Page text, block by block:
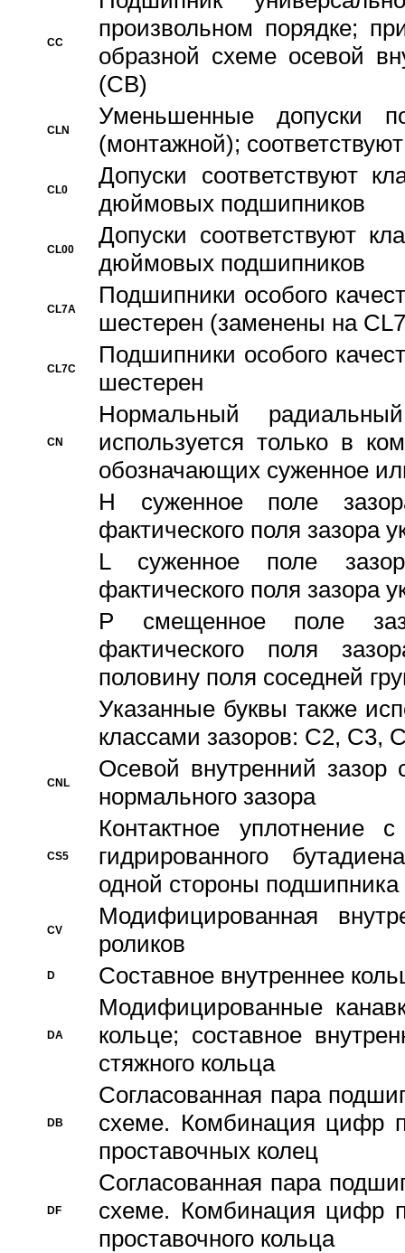
CC
произвольном порядке;
образной схеме осевой
(CB)
CLN
Уменьшенные
(монтажной);
CL0
Допуски соответствуют
дюймовых подшипников
CL00
Допуски соответствуют
дюймовых подшипников
CL7A
Подшипники особого
шестерен (заменены на
CL7C
Подшипники особого
шестерен
CN
Hормальный
используется только в
обозначающих суженное
H суженное поле
фактического поля зазора
L суженное поле
фактического поля зазора
P смещенное поле
фактического поля
половину поля соседней
Указанные буквы также
классами зазоров: С2,
CNL
Осевой внутренний зазор
нормального зазора
CS5
Контактное уплотнение
гидрированного
одной стороны подшипника
CV
Модифицированная
роликов
D Составное внутреннее
DA
Модифицированные
кольце; составное
стяжного кольца
DB
Согласованная пара
схеме. Комбинация цифр
проставочных колец
DF
Согласованная пара
схеме. Комбинация цифр
проставочного кольца